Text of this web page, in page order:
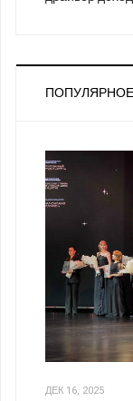
ДЕК 16, 2025